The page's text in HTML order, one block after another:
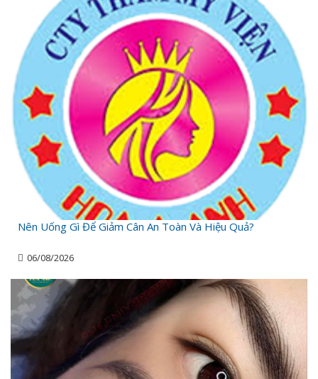
Nên Uống Gì Để Giảm Cân An Toàn Và Hiệu Quả?
06/08/2026